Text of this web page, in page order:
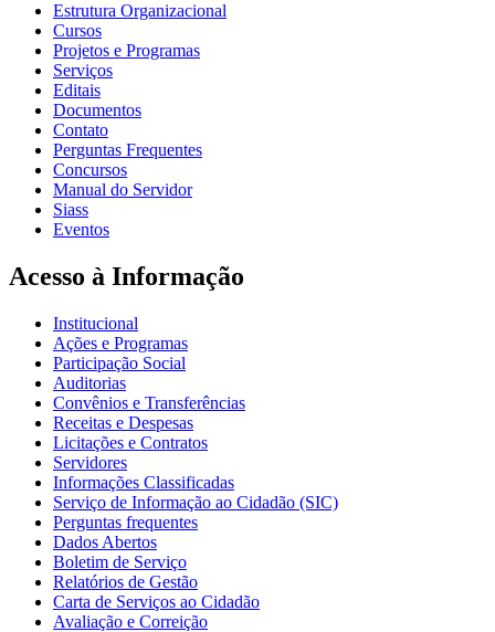
Estrutura Organizacional
Cursos
Projetos e Programas
Serviços
Editais
Documentos
Contato
Perguntas Frequentes
Concursos
Manual do Servidor
Siass
Eventos
Acesso à Informação
Institucional
Ações e Programas
Participação Social
Auditorias
Convênios e Transferências
Receitas e Despesas
Licitações e Contratos
Servidores
Informações Classificadas
Serviço de Informação ao Cidadão (SIC)
Perguntas frequentes
Dados Abertos
Boletim de Serviço
Relatórios de Gestão
Carta de Serviços ao Cidadão
Avaliação e Correição